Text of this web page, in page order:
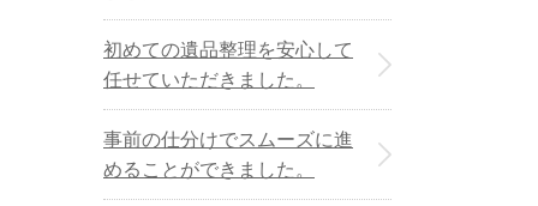
初めての遺品整理を安心して
任せていただきました。
事前の仕分けでスムーズに進
めることができました。